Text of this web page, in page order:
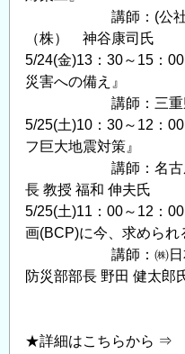
講師：(公社)土
（株） 神谷康司氏
5/24(金)13：30～15：
災害への備え』
講師：三重県南
5/25(土)10：30～12：
フ巨大地震対策』
講師：名古屋大
長 教授 福和 伸夫氏
5/25(土)11：00～12：
画(BCP)に今、求められ
講師：㈱日本経
防災部部長 野田 健太郎
★詳細はこちらから ⇒